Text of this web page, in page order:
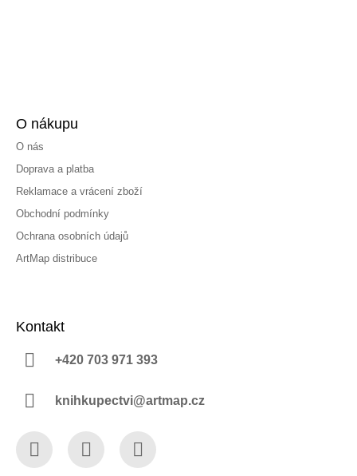
O nákupu
O nás
Doprava a platba
Reklamace a vrácení zboží
Obchodní podmínky
Ochrana osobních údajů
ArtMap distribuce
Kontakt
+420 703 971 393
knihkupectvi@artmap.cz